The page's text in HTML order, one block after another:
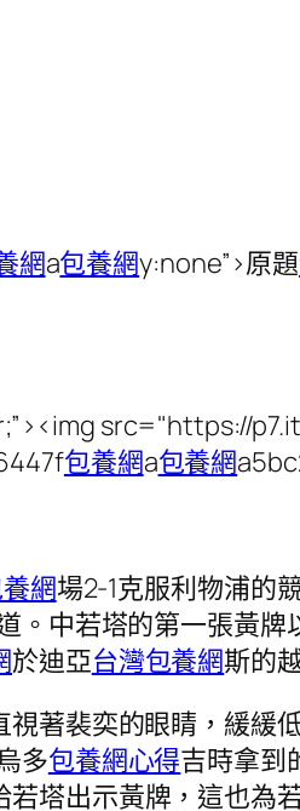
網a包養網y:none”>原題
src="https://
包養網a包養網
網場2-1克服利物浦的
。中若塔的第一張黃牌
於迪亞台灣包養網斯的
著裴奕的眼睛，緩緩
多包養網心得吉時拿到
若塔出示黃牌，這也為